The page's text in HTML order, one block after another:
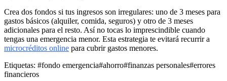
Crea dos fondos si tus ingresos son irregulares: uno de 3 meses para
gastos básicos (alquiler, comida, seguros) y otro de 3 meses
adicionales para el resto. Así no tocas lo imprescindible cuando
tengas una emergencia menor. Esta estrategia te evitará recurrir a
microcréditos online para cubrir gastos menores.
Etiquetas: #fondo emergencia#ahorro#finanzas personales#errores
financieros